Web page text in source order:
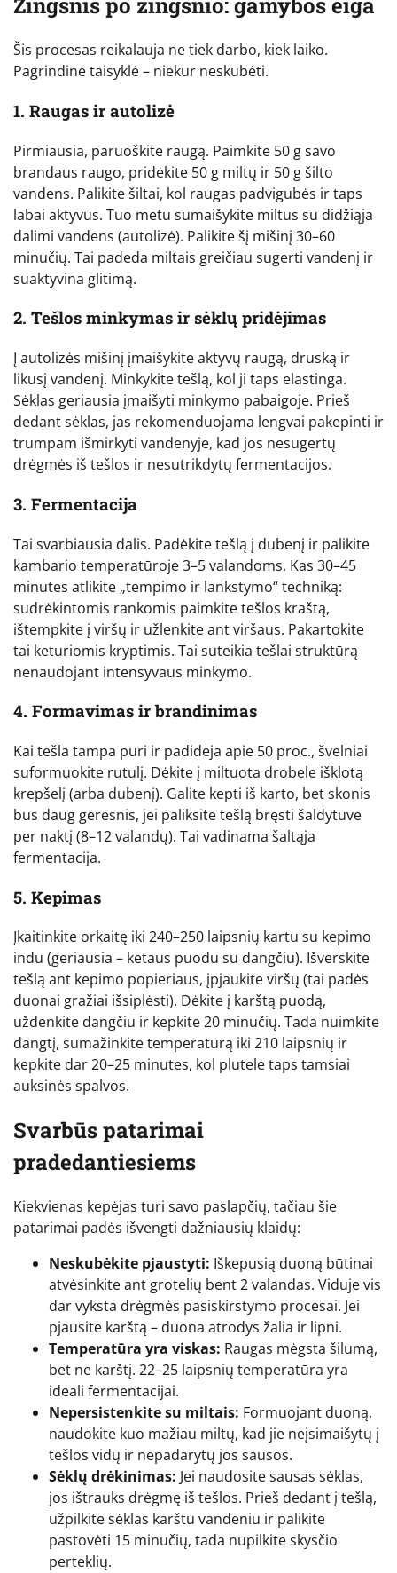
Šis procesas reikalauja ne tiek darbo, kiek laiko.
Pagrindinė taisyklė – niekur neskubėti.
1. Raugas ir autolizė
Pirmiausia, paruoškite raugą. Paimkite 50 g savo
brandaus raugo, pridėkite 50 g miltų ir 50 g šilto
vandens. Palikite šiltai, kol raugas padvigubės ir taps
labai aktyvus. Tuo metu sumaišykite miltus su didžiąja
dalimi vandens (autolizė). Palikite šį mišinį 30–60
minučių. Tai padeda miltais greičiau sugerti vandenį ir
suaktyvina glitimą.
2. Tešlos minkymas ir sėklų pridėjimas
Į autolizės mišinį įmaišykite aktyvų raugą, druską ir
likusį vandenį. Minkykite tešlą, kol ji taps elastinga.
Sėklas geriausia įmaišyti minkymo pabaigoje. Prieš
dedant sėklas, jas rekomenduojama lengvai pakepinti ir
trumpam išmirkyti vandenyje, kad jos nesugertų
drėgmės iš tešlos ir nesutrikdytų fermentacijos.
3. Fermentacija
Tai svarbiausia dalis. Padėkite tešlą į dubenį ir palikite
kambario temperatūroje 3–5 valandoms. Kas 30–45
minutes atlikite „tempimo ir lankstymo“ techniką:
sudrėkintomis rankomis paimkite tešlos kraštą,
ištempkite į viršų ir užlenkite ant viršaus. Pakartokite
tai keturiomis kryptimis. Tai suteikia tešlai struktūrą
nenaudojant intensyvaus minkymo.
4. Formavimas ir brandinimas
Kai tešla tampa puri ir padidėja apie 50 proc., švelniai
suformuokite rutulį. Dėkite į miltuota drobele išklotą
krepšelį (arba dubenį). Galite kepti iš karto, bet skonis
bus daug geresnis, jei paliksite tešlą bręsti šaldytuve
per naktį (8–12 valandų). Tai vadinama šaltąja
fermentacija.
5. Kepimas
Įkaitinkite orkaitę iki 240–250 laipsnių kartu su kepimo
indu (geriausia – ketaus puodu su dangčiu). Išverskite
tešlą ant kepimo popieriaus, įpjaukite viršų (tai padės
duonai gražiai išsiplėsti). Dėkite į karštą puodą,
uždenkite dangčiu ir kepkite 20 minučių. Tada nuimkite
dangtį, sumažinkite temperatūrą iki 210 laipsnių ir
kepkite dar 20–25 minutes, kol plutelė taps tamsiai
auksinės spalvos.
Svarbūs patarimai
pradedantiesiems
Kiekvienas kepėjas turi savo paslapčių, tačiau šie
patarimai padės išvengti dažniausių klaidų:
Neskubėkite pjaustyti: Iškepusią duoną būtinai
atvėsinkite ant grotelių bent 2 valandas. Viduje vis
dar vyksta drėgmės pasiskirstymo procesai. Jei
pjausite karštą – duona atrodys žalia ir lipni.
Temperatūra yra viskas: Raugas mėgsta šilumą,
bet ne karštį. 22–25 laipsnių temperatūra yra
ideali fermentacijai.
Nepersistenkite su miltais: Formuojant duoną,
naudokite kuo mažiau miltų, kad jie neįsimaišytų į
tešlos vidų ir nepadarytų jos sausos.
Sėklų drėkinimas: Jei naudosite sausas sėklas,
jos ištrauks drėgmę iš tešlos. Prieš dedant į tešlą,
užpilkite sėklas karštu vandeniu ir palikite
pastovėti 15 minučių, tada nupilkite skysčio
perteklių.